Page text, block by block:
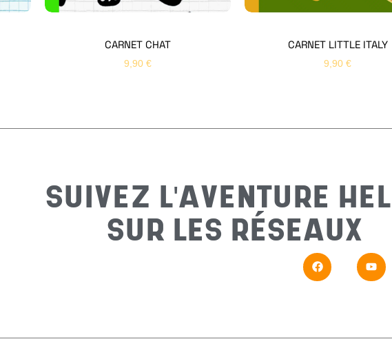
CARNET CHAT
9,90 €
CARNET LITTLE ITALY
9,90 €
SUIVEZ L'AVENTURE
SUR LES RÉSEAUX